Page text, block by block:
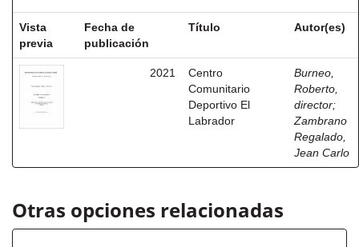
Vista
previa
Fecha de
publicación
Título Autor(es)
2021
Centro
Comunitario
Deportivo El
Labrador
Burneo,
Roberto,
director;
Zambrano
Regalado,
Jean Carlo
Otras opciones relacionadas